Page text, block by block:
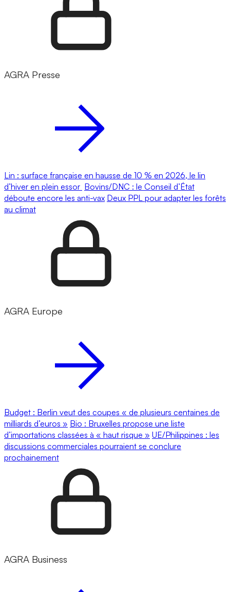
AGRA Presse
Lin : surface française en hausse de 10 % en 2026, le lin
d’hiver en plein essor Bovins/DNC : le Conseil d’État
déboute encore les anti-vax Deux PPL pour adapter les forêts
au climat
AGRA Europe
Budget : Berlin veut des coupes « de plusieurs centaines de
milliards d’euros » Bio : Bruxelles propose une liste
d’importations classées à « haut risque » UE/Philippines : les
discussions commerciales pourraient se conclure
prochainement
AGRA Business